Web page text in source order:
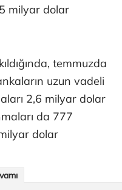
milyar dolar
temmuzda
uzun vadeli
2,6 milyar dolar
da 777
dolar